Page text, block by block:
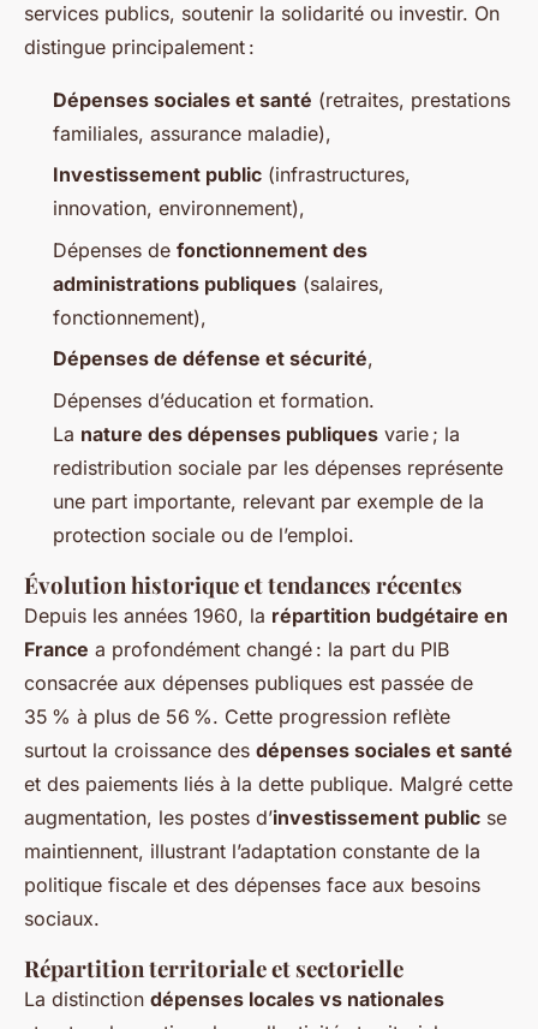
services publics, soutenir la solidarité ou investir. On
distingue principalement :
Dépenses sociales et santé (retraites, prestations
familiales, assurance maladie),
Investissement public (infrastructures,
innovation, environnement),
Dépenses de fonctionnement des
administrations publiques (salaires,
fonctionnement),
Dépenses de défense et sécurité,
Dépenses d’éducation et formation.
La nature des dépenses publiques varie ; la
redistribution sociale par les dépenses représente
une part importante, relevant par exemple de la
protection sociale ou de l’emploi.
Évolution historique et tendances récentes
Depuis les années 1960, la répartition budgétaire en
France a profondément changé : la part du PIB
consacrée aux dépenses publiques est passée de
35 % à plus de 56 %. Cette progression reflète
surtout la croissance des dépenses sociales et santé
et des paiements liés à la dette publique. Malgré cette
augmentation, les postes d’investissement public se
maintiennent, illustrant l’adaptation constante de la
politique fiscale et des dépenses face aux besoins
sociaux.
Répartition territoriale et sectorielle
La distinction dépenses locales vs nationales